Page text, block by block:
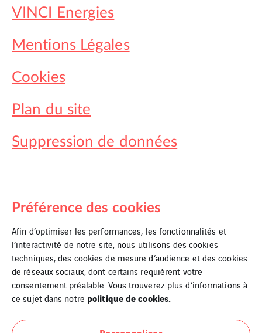
VINCI Energies
Mentions Légales
Cookies
Plan du site
Suppression de données
Préférence des cookies
Afin d’optimiser les performances, les fonctionnalités et
l’interactivité de notre site, nous utilisons des cookies
techniques, des cookies de mesure d’audience et des cookies
de réseaux sociaux, dont certains requièrent votre
consentement préalable. Vous trouverez plus d’informations à
ce sujet dans notre politique de cookies.